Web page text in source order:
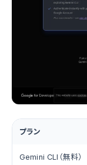
プラン
Gemini CLI（無料）